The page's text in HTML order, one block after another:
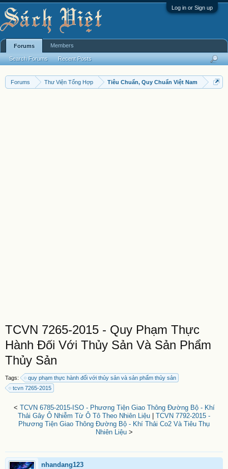
Log in or Sign up
Forums Thư Viện Tổng Hợp Tiêu Chuẩn, Quy Chuẩn Việt Nam
TCVN 7265-2015 - Quy Phạm Thực
Hành Đối Với Thủy Sản Và Sản Phẩm
Thủy Sản
Tags:
quy phạm thực hành đối với thủy sản và sản phẩm thủy sản
tcvn 7265-2015
< TCVN 6785-2015-ISO - Phương Tiện Giao Thông Đường Bộ - Khí
Thải Gây Ô Nhiễm Từ Ô Tô Theo Nhiên Liệu
TCVN 7792-2015 -
Phương Tiện Giao Thông Đường Bộ - Khí Thải Co2 Và Tiêu Thụ
Nhiên Liệu>
nhandang123
Forums
Search Forums Recent Posts
Members